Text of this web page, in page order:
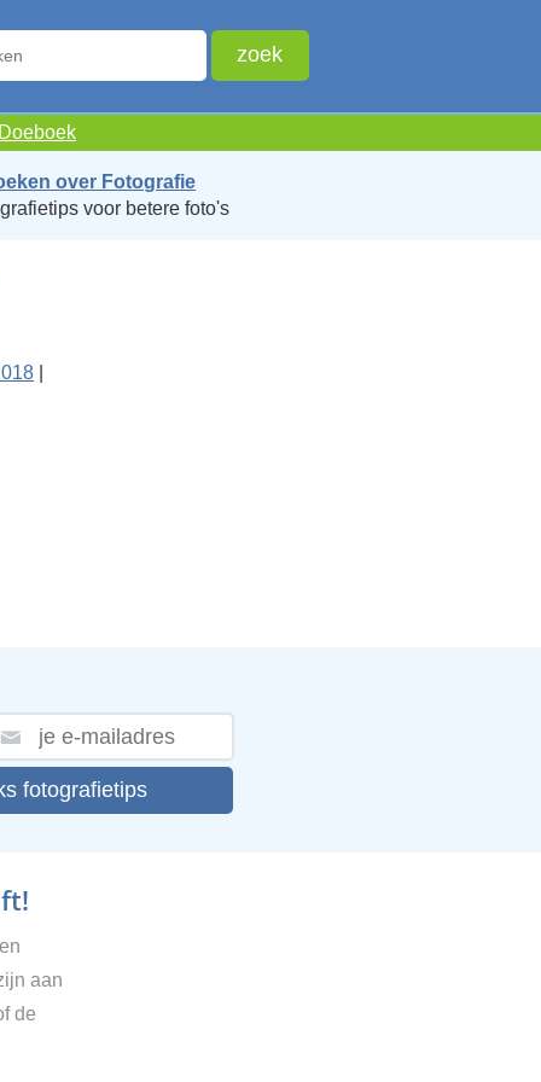
over Fotografie
voor betere foto's
fotografietips
aan
de